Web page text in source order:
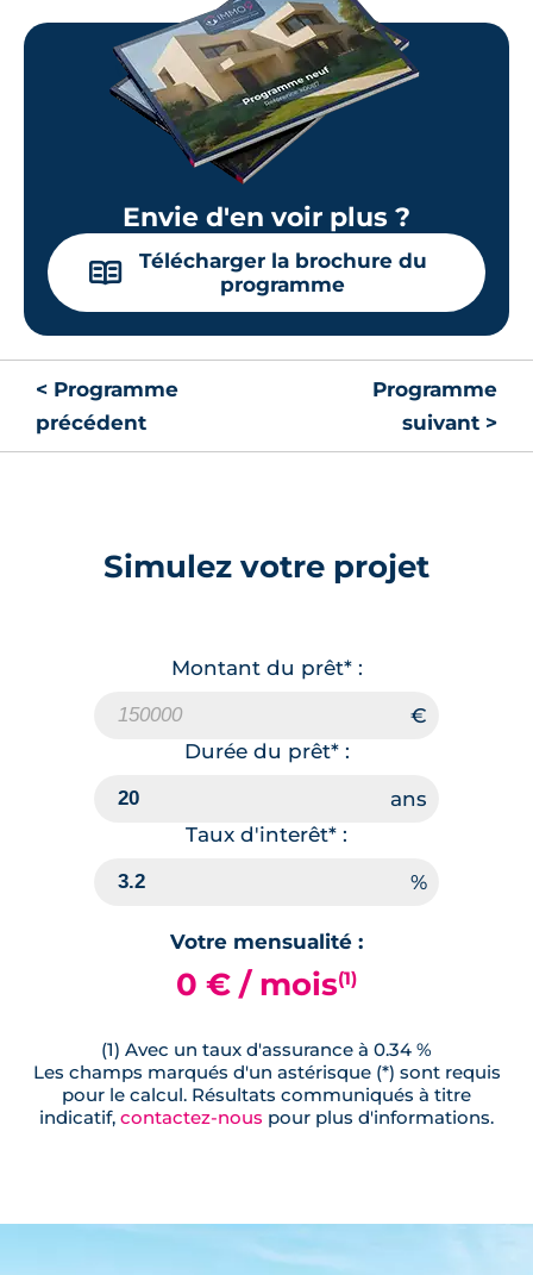
Envie d'en voir plus ?
📖
Télécharger la brochure du
programme
< Programme
précédent
Programme
suivant >
Simulez votre projet
Montant du prêt* :
Durée du prêt* :
Taux d'interêt* :
Votre mensualité :
0 € / mois(1)
(1) Avec un taux d'assurance à 0.34 %
Les champs marqués d'un astérisque (*) sont requis
pour le calcul. Résultats communiqués à titre
indicatif, contactez-nous pour plus d'informations.